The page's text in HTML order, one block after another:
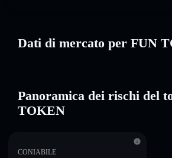
Dati di mercato per FUN
Panoramica dei rischi del
TOKEN
CONIABILE